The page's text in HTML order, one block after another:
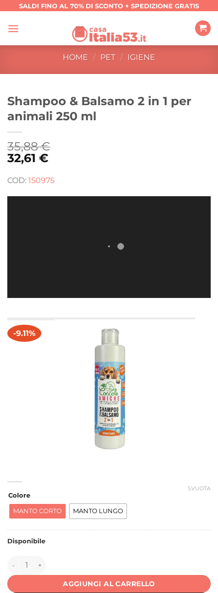
contenuti
SALDI FINO AL 70% DI SCONTO + SPEDIZIONE GRATIS
HOME / PET / IGIENE
Shampoo & Balsamo 2 in 1 per
animali 250 ml
35,88€
32,61 €
COD: 150975
-9.11%
Colore
MANTO CORTO MANTO LUNGO
SVUOTA
Disponibile
150975 quantità
AGGIUNGI AL CARRELLO